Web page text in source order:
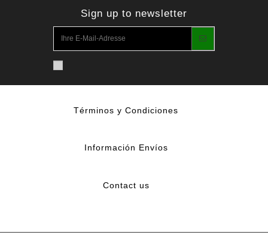
Sign up to newsletter
Términos y Condiciones
Información Envíos
Contact us